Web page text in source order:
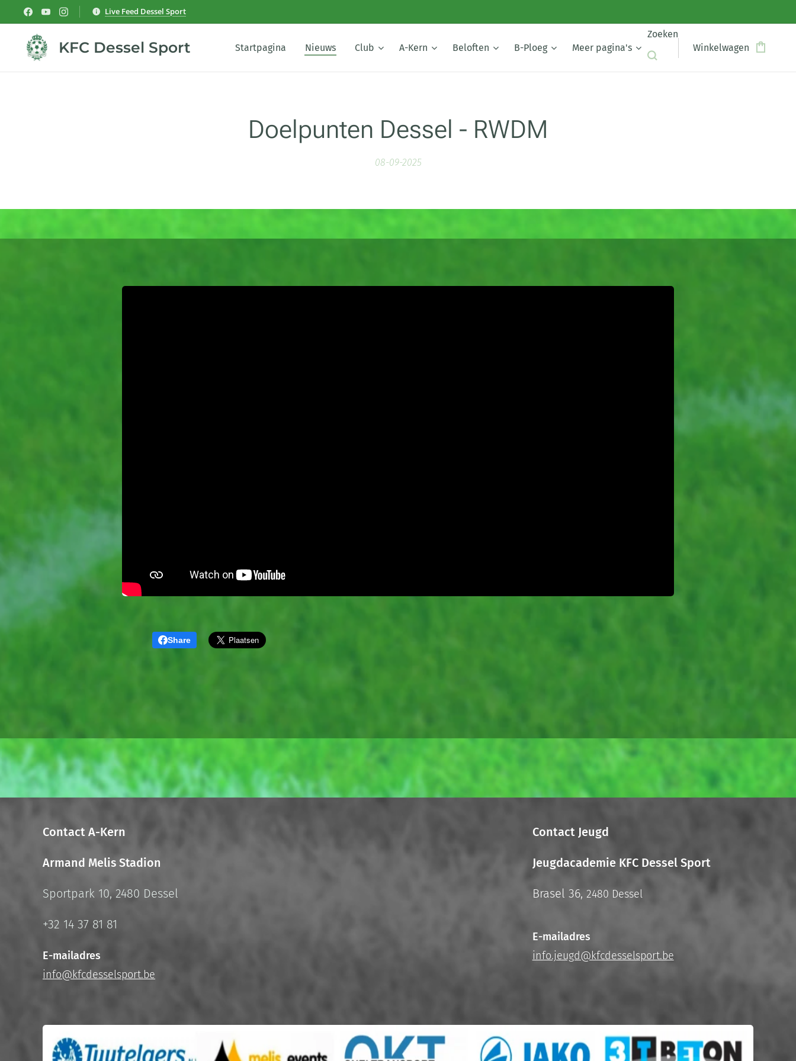
Live Feed Dessel Sport
KFC Dessel Sport Startpagina Nieuws Club A-Kern Beloften B-Ploeg Meer pagina's
Zoeken
Winkelwagen
Doelpunten Dessel - RWDM
08-09-2025
Share
Contact A-Kern
Armand Melis Stadion
Sportpark 10, 2480 Dessel
+32 14 37 81 81
E-mailadres
info@kfcdesselsport.be
Contact Jeugd
Jeugdacademie KFC Dessel Sport
Brasel 36, 2480 Dessel
E-mailadres
info.jeugd@kfcdesselsport.be